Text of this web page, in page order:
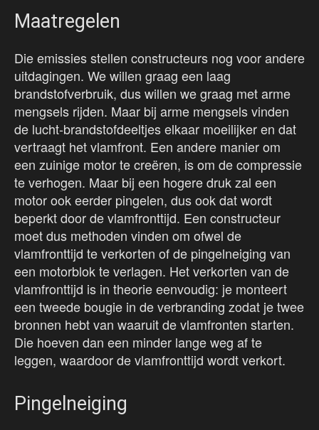
Maatregelen
Die emissies stellen constructeurs nog voor andere
uitdagingen. We willen graag een laag
brandstofverbruik, dus willen we graag met arme
mengsels rijden. Maar bij arme mengsels vinden
de lucht-brandstofdeeltjes elkaar moeilijker en dat
vertraagt het vlamfront. Een andere manier om
een zuinige motor te creëren, is om de compressie
te verhogen. Maar bij een hogere druk zal een
motor ook eerder pingelen, dus ook dat wordt
beperkt door de vlamfronttijd. Een constructeur
moet dus methoden vinden om ofwel de
vlamfronttijd te verkorten of de pingelneiging van
een motorblok te verlagen. Het verkorten van de
vlamfronttijd is in theorie eenvoudig: je monteert
een tweede bougie in de verbranding zodat je twee
bronnen hebt van waaruit de vlamfronten starten.
Die hoeven dan een minder lange weg af te
leggen, waardoor de vlamfronttijd wordt verkort.
Pingelneiging